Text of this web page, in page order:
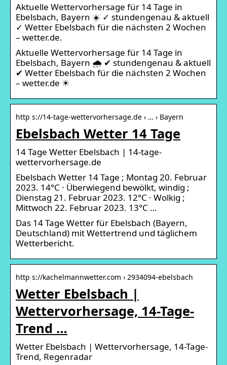
Aktuelle Wettervorhersage für 14 Tage in
Ebelsbach, Bayern ☀️ ✓ stundengenau & aktuell
✓ Wetter Ebelsbach für die nächsten 2 Wochen
– wetter.de.
Aktuelle Wettervorhersage für 14 Tage in
Ebelsbach, Bayern 🌧️ ✔ stundengenau & aktuell
✔ Wetter Ebelsbach für die nächsten 2 Wochen
– wetter.de ☀
http s://14-tage-wettervorhersage.de › … › Bayern
Ebelsbach Wetter 14 Tage
14 Tage Wetter Ebelsbach | 14-tage-
wettervorhersage.de
Ebelsbach Wetter 14 Tage ; Montag 20. Februar
2023. 14°C · Überwiegend bewölkt, windig ;
Dienstag 21. Februar 2023. 12°C · Wolkig ;
Mittwoch 22. Februar 2023. 13°C …
Das 14 Tage Wetter für Ebelsbach (Bayern,
Deutschland) mit Wettertrend und täglichem
Wetterbericht.
http s://kachelmannwetter.com › 2934094-ebelsbach
Wetter Ebelsbach |
Wettervorhersage, 14-Tage-
Trend …
Wetter Ebelsbach | Wettervorhersage, 14-Tage-
Trend, Regenradar